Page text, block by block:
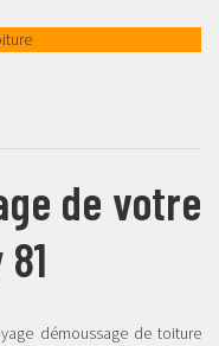
de votre
démoussage de toiture